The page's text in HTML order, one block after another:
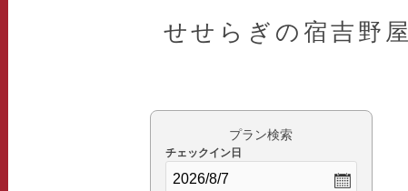
せせらぎの宿吉野屋
プラン検索
チェックイン日